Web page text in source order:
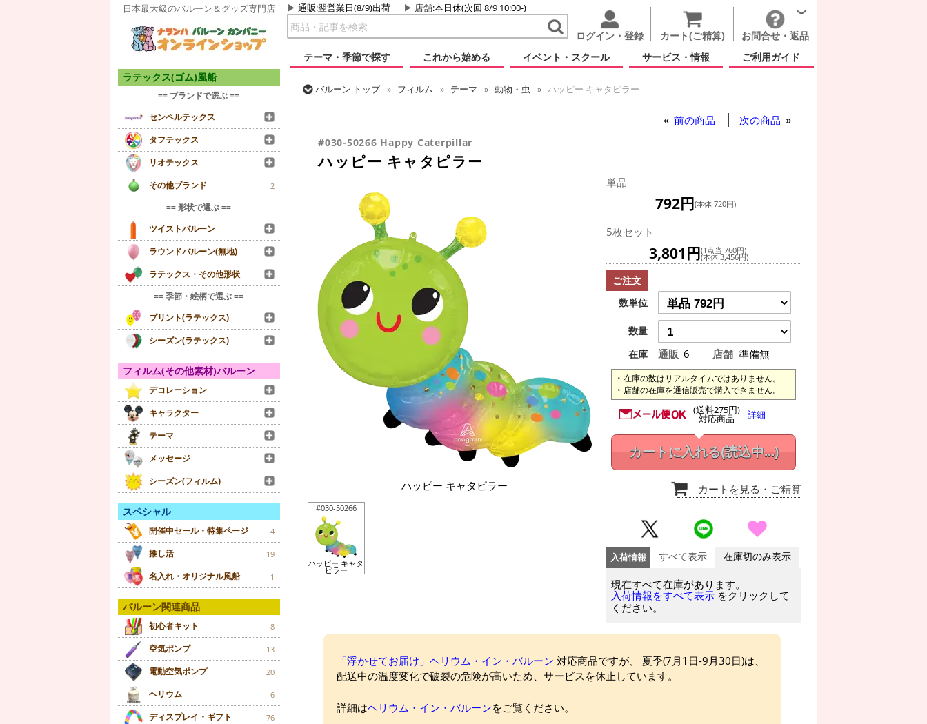
日本最大級のバルーン＆グッズ専門店 通販:翌営業日(8/9)出荷 店舗:本日休(次回 8/9 10:00-)
ログイン・登録 カート(ご精算)
お問合せ・返品
テーマ・季節で探す
これから始める イベント・スクール サービス・情報 ご利用ガイド
ラテックス(ゴム)風船
== ブランドで選ぶ ==
センペルテックス
タフテックス
リオテックス
その他ブランド
2
== 形状で選ぶ ==
ツイストバルーン
ラウンドバルーン(無地)
ラテックス・その他形状
== 季節・絵柄で選ぶ ==
プリント(ラテックス)
シーズン(ラテックス)
フィルム(その他素材)バルーン
デコレーション
キャラクター
テーマ
メッセージ
シーズン(フィルム)
スペシャル
開催中セール・特集ページ 4
推し活 19
名入れ・オリジナル風船 1
バルーン関連商品
初心者キット 8
空気ポンプ 13
電動空気ポンプ 20
ヘリウム 6
ディスプレイ・ギフト 76
バルーン トップ フィルム テーマ 動物・虫
ハッピー キャタピラー
前の商品 次の商品
#030-50266 Happy Caterpillar
ハッピー キャタピラー
ハッピー キャタピラー
#030-50266
ハッピー キャタ
ピラー
単品
792円(本体 720円)
5枚セット
3,801円(1点当 760円)
(本体 3,456円)
ご注文
数単位
数量
在庫
通販 6 店舗 準備無
在庫の数はリアルタイムではありません。
店舗の在庫を通信販売で購入できません。
(送料275円)
対応商品 詳細
カートに入れる(読込中...)
カートを見る ・ご精算
入荷情報 すべて表示 在庫切のみ表示
現在すべて在庫があります。
入荷情報をすべて表示 をクリックして
ください。
「浮かせてお届け」ヘリウム・イン・バルーン 対応商品ですが、 夏季(7月1日-9月30日)は、
配送中の温度変化で破裂の危険が高いため、サービスを休止しています。
詳細はヘリウム・イン・バルーンをご覧ください。